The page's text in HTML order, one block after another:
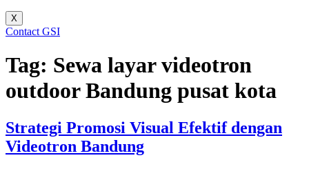
X
Contact GSI
Tag: Sewa layar videotron
outdoor Bandung pusat kota
Strategi Promosi Visual Efektif dengan
Videotron Bandung